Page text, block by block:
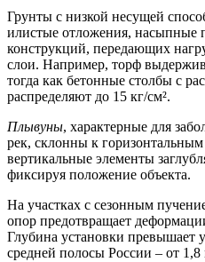
Грунты с низкой несущей
илистые отложения, насыпные
конструкций, передающих
слои. Например, торф
тогда как бетонные столбы с
распределяют до 15 кг/см².
Плывуны, характерные для
рек, склонны к
вертикальные элементы
фиксируя положение объекта.
На участках с сезонным
опор предотвращает
Глубина установки превышает
средней полосы России – от 1,8